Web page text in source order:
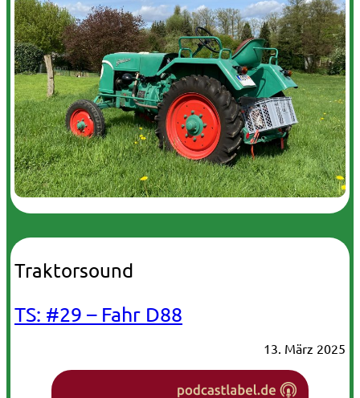
Traktorsound
TS: #29 – Fahr D88
13. März 2025